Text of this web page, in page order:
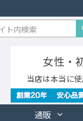
女性・
当店は本当に
通販